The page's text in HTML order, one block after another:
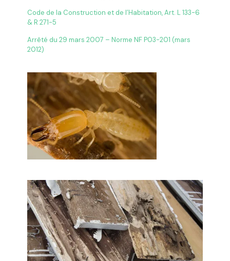
Code de la Construction et de l’Habitation, Art. L 133-6
& R 271-5
Arrêté du 29 mars 2007 – Norme NF P03-201 (mars
2012)